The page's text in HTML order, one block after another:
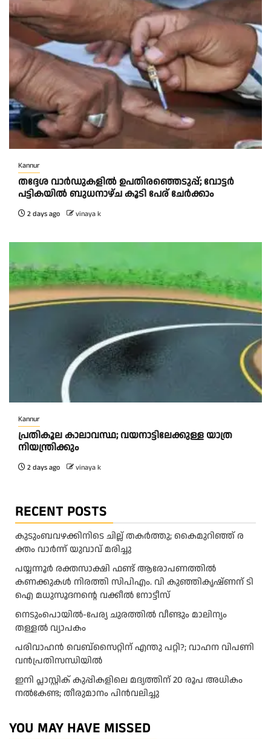
Kannur
തദ്ദേശ വാർഡുകളിൽ ഉപതിരഞ്ഞെടുപ്പ്; വോട്ടർ
പട്ടികയിൽ ബുധനാഴ്ച കൂടി പേര് ചേർക്കാം
2 days ago vinaya k
Kannur
പ്രതികൂല കാലാവസ്ഥ; വയനാട്ടിലേക്കുള്ള യാത്ര
നിയന്ത്രിക്കും
2 days ago vinaya k
RECENT POSTS
കു​ടും​ബ​വ​ഴ​ക്കി​നി​ടെ ചി​ല്ല് ത​ക​ർ​ത്തു; കൈ​മു​റി​ഞ്ഞ് ര​
ക്തം വാ​ർ​ന്ന് യു​വാ​വ് മ​രി​ച്ചു
പയ്യന്നൂർ രക്തസാക്ഷി ഫണ്ട് ആരോപണത്തിൽ
കണക്കുകൾ നിരത്തി സിപിഎം. വി കുഞ്ഞികൃഷ്ണന് ടി
ഐ മധുസൂദനൻ്റെ വക്കീൽ നോട്ടീസ്
നെടുംപൊയിൽ-പേര്യ ചുരത്തിൽ വീണ്ടും മാലിന്യം
തള്ളൽ വ്യാപകം
പരിവാഹൻ വെബ്സൈറ്റിന് എന്തു പറ്റി?; വാഹന വിപണി
വന്‍പ്രതിസന്ധിയിൽ
ഇനി പ്ലാസ്റ്റിക് കുപ്പികളിലെ മദ്യത്തിന് 20 രൂപ അധികം
നല്‍കേണ്ട; തീരുമാനം പിന്‍വലിച്ചു
YOU MAY HAVE MISSED